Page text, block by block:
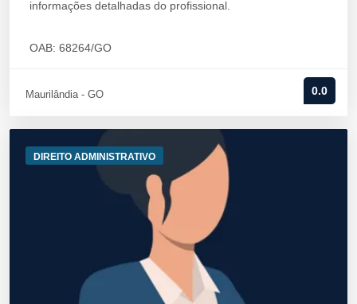
informações detalhadas do profissional.
OAB: 68264/GO
Maurilândia - GO 0.0
DIREITO ADMINISTRATIVO